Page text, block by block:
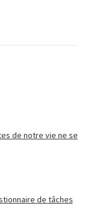
de notre vie ne se
de tâches